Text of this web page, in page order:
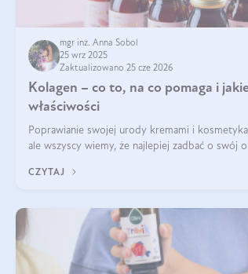
mgr inż. Anna Sobol
25 wrz 2025
Zaktualizowano 25 cze 2026
Kolagen – co to, na co pomaga i
właściwości
Poprawianie swojej urody kremami i
ale wszyscy wiemy, że najlepiej zadbać o swój
zewnętrzny prezentował się zdrowo i
CZYTAJ